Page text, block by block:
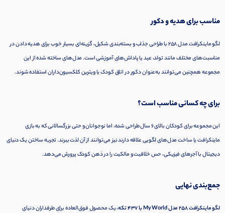
مناسب برای هدیه و دکور
لگو ماینکرافت مدل 258 با طراحی جذاب و بسته‌بندی شکیل، گزینه‌ای بسیار خوب برای هدیه دادن در
مناسبت‌های مختلف مانند تولد، عید یا پاداش‌های آموزشی است. مدل‌های ساخته شده از این
مجموعه همچنین می‌توانند به‌عنوان دکور در اتاق کودک یا ویترین کلکسیون‌داران استفاده شوند.
برای چه کسانی مناسب است؟
این مجموعه برای کودکان بالای ۶ سال طراحی شده، اما نوجوانان و حتی بزرگسالانی که به بازی
ماینکرافت یا ساخت مدل‌های لگویی علاقه دارند نیز می‌توانند از آن لذت ببرند. تجربه ساختن یک دنیای
دیجیتال با آجرهای فیزیکی، حس خلاقیت و مالکیت را در ذهن کودک پرورش می‌دهد.
جمع‌بندی نهایی
لگو ماینکرافت 258 مدل My World با 437 تکه ، یک محصول فوق‌العاده برای طرفداران دنیای